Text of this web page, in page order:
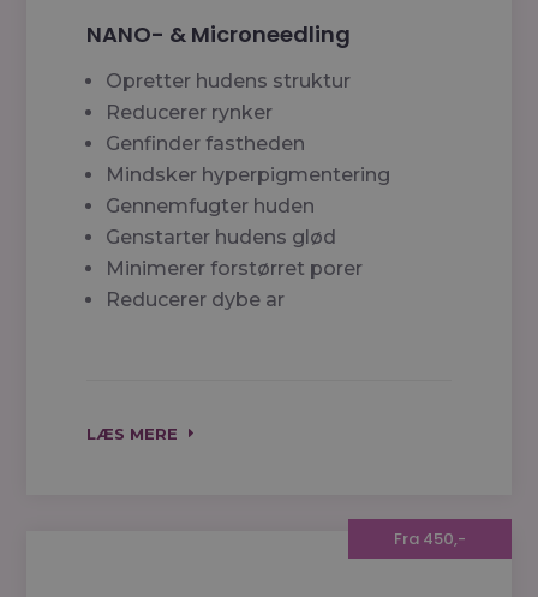
NANO- & Microneedling
Opretter hudens struktur
Reducerer rynker
Genfinder fastheden
Mindsker hyperpigmentering
Gennemfugter huden
Genstarter hudens glød
Minimerer forstørret porer
Reducerer dybe ar
LÆS MERE
Fra 450,-